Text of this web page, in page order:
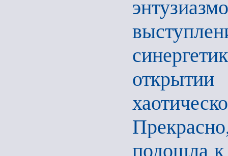
подошла к